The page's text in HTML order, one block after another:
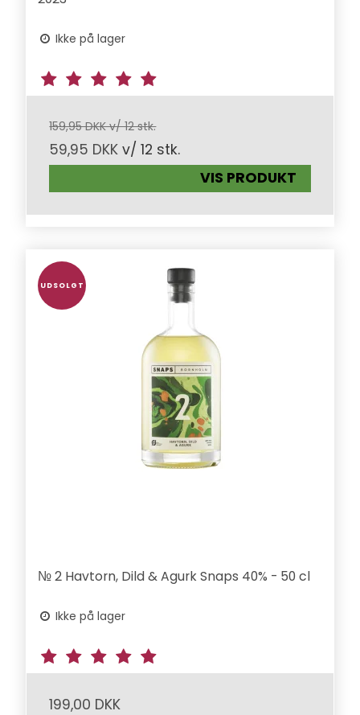
Ikke på lager
159,95 DKK v/ 12 stk.
59,95 DKK v/ 12 stk.
VIS PRODUKT
UDSOLGT
№ 2 Havtorn, Dild & Agurk Snaps 40% - 50 cl
Ikke på lager
199,00 DKK